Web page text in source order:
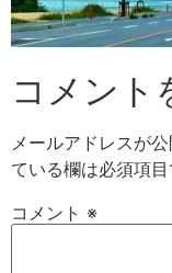
コメント
メールアドレスが
ている欄は必須項
コメント ※